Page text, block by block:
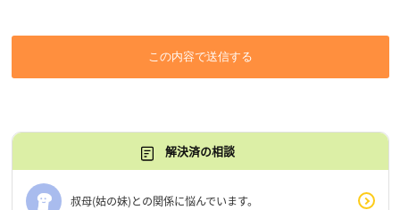
この内容で送信する
解決済の相談
叔母(姑の妹)との関係に悩んでいます。